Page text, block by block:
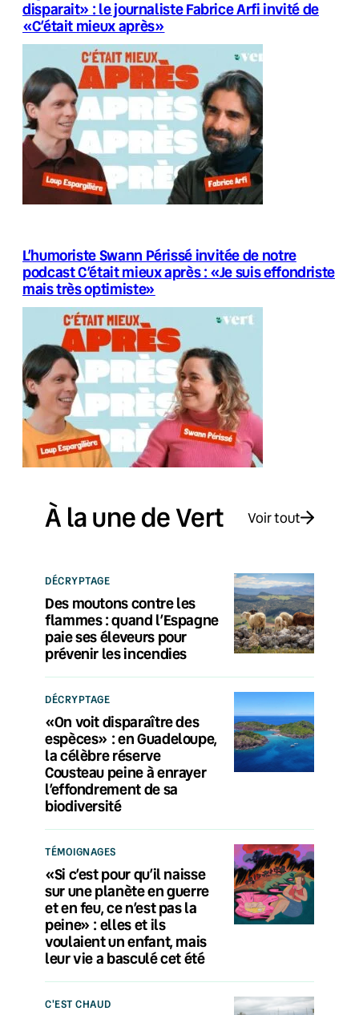
disparait» : le journaliste Fabrice Arfi invité de
«C’était mieux après»
L’humoriste Swann Périssé invitée de notre
podcast C’était mieux après : «Je suis effondriste
mais très optimiste»
À la une de Vert Voir tout
DÉCRYPTAGE
Des moutons contre les
flammes : quand l’Espagne
paie ses éleveurs pour
prévenir les incendies
DÉCRYPTAGE
«On voit disparaître des
espèces» : en Guadeloupe,
la célèbre réserve
Cousteau peine à enrayer
l’effondrement de sa
biodiversité
TÉMOIGNAGES
«Si c’est pour qu’il naisse
sur une planète en guerre
et en feu, ce n’est pas la
peine» : elles et ils
voulaient un enfant, mais
leur vie a basculé cet été
C'EST CHAUD